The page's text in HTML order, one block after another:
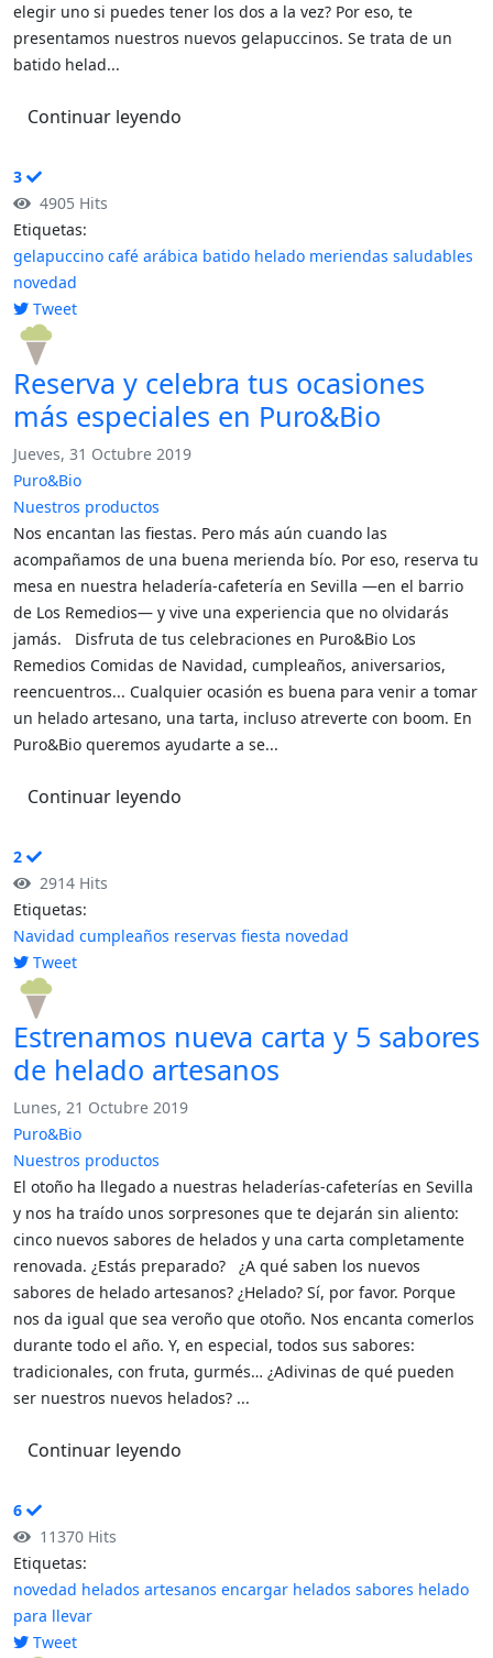
elegir uno si puedes tener los dos a la vez? Por eso, te
presentamos nuestros nuevos gelapuccinos. Se trata de un
batido helad...
Continuar leyendo
3
4905 Hits
Etiquetas:
gelapuccino café arábica batido helado meriendas saludables
novedad
Tweet
pinterest
Reserva y celebra tus ocasiones
más especiales en Puro&Bio
Jueves, 31 Octubre 2019
Puro&Bio
Nuestros productos
Nos encantan las fiestas. Pero más aún cuando las
acompañamos de una buena merienda bío. Por eso, reserva tu
mesa en nuestra heladería-cafetería en Sevilla —en el barrio
de Los Remedios— y vive una experiencia que no olvidarás
jamás. Disfruta de tus celebraciones en Puro&Bio Los
Remedios Comidas de Navidad, cumpleaños, aniversarios,
reencuentros... Cualquier ocasión es buena para venir a tomar
un helado artesano, una tarta, incluso atreverte con boom. En
Puro&Bio queremos ayudarte a se...
Continuar leyendo
2
2914 Hits
Etiquetas:
Navidad cumpleaños reservas fiesta novedad
Tweet
pinterest
Estrenamos nueva carta y 5 sabores
de helado artesanos
Lunes, 21 Octubre 2019
Puro&Bio
Nuestros productos
El otoño ha llegado a nuestras heladerías-cafeterías en Sevilla
y nos ha traído unos sorpresones que te dejarán sin aliento:
cinco nuevos sabores de helados y una carta completamente
renovada. ¿Estás preparado? ¿A qué saben los nuevos
sabores de helado artesanos? ¿Helado? Sí, por favor. Porque
nos da igual que sea veroño que otoño. Nos encanta comerlos
durante todo el año. Y, en especial, todos sus sabores:
tradicionales, con fruta, gurmés… ¿Adivinas de qué pueden
ser nuestros nuevos helados? ...
Continuar leyendo
6
11370 Hits
Etiquetas:
novedad helados artesanos encargar helados sabores helado
para llevar
Tweet